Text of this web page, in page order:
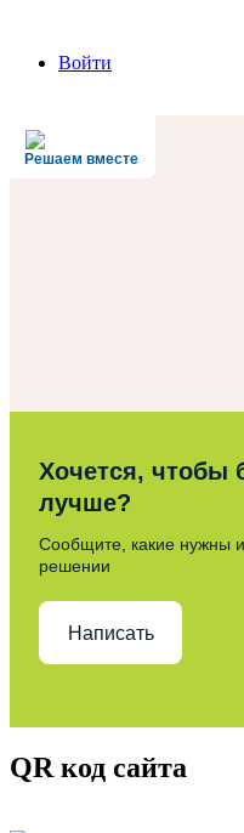
Войти
Решаем вместе
Хочется, чтобы
лучше?
Сообщите, какие нужны
решении
Написать
QR код сайта